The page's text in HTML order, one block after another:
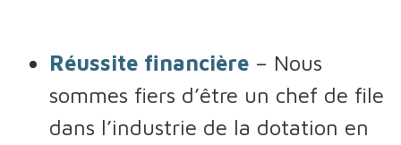
Réussite financière – Nous
sommes fiers d’être un chef de file
dans l’industrie de la dotation en